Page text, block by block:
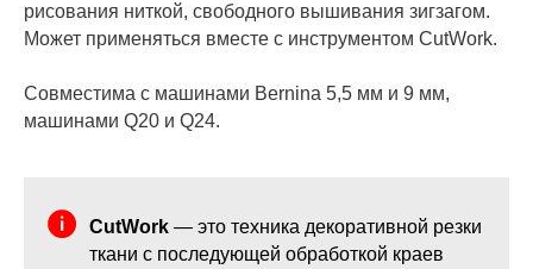
рисования ниткой, свободного вышивания зигзагом.
Может применяться вместе с инструментом CutWork.
Совместима с машинами Bernina 5,5 мм и 9 мм,
машинами Q20 и Q24.
CutWork — это техника декоративной резки
ткани с последующей обработкой краев